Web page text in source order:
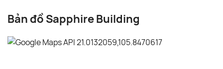
Bản đồ Sapphire Building